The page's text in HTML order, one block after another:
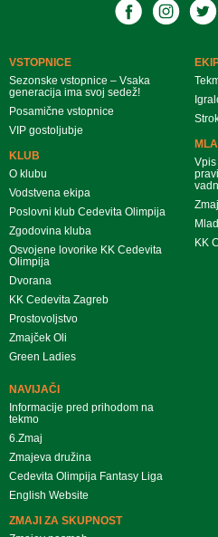
VSTOPNICE
Sezonske vstopnice – Vsaka
generacija ima svoj sedež!
Posamične vstopnice
VIP gostoljubje
KLUB
O klubu
Vodstvena ekipa
Poslovni klub Cedevita Olimpija
Zgodovina kluba
Osvojene lovorike KK Cedevita
Olimpija
Dvorana
KK Cedevita Zagreb
Prostovoljstvo
Zmajček Oli
Green Ladies
KK
NAVIJAČI
Informacije pred prihodom na
tekmo
6.Zmaj
Zmajeva družina
Cedevita Olimpija Fantasy Liga
English Website
ZMAJI ZA SKUPNOST